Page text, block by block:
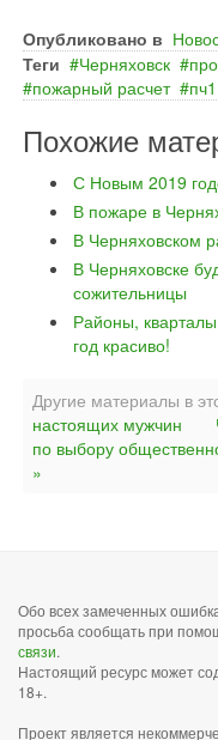
Опубликовано в
Теги
Черняховск
пожарный расчет
Похожие
С Новым 2019
В пожаре в
В Черняховском
В Черняховске
сожительницы
Районы,
год красиво!
Другие материалы в
настоящих мужчин
по выбору
»
Обо всех замеченных
просьба сообщать при
связи.
Настоящий ресурс может
18+.
Проект является